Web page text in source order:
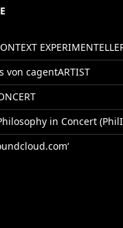
von cagentARTIST
in Concert